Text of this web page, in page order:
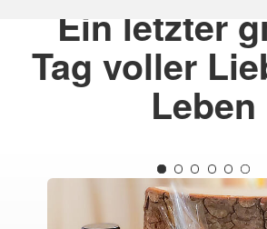
Ein letzter
Tag voller
Leben